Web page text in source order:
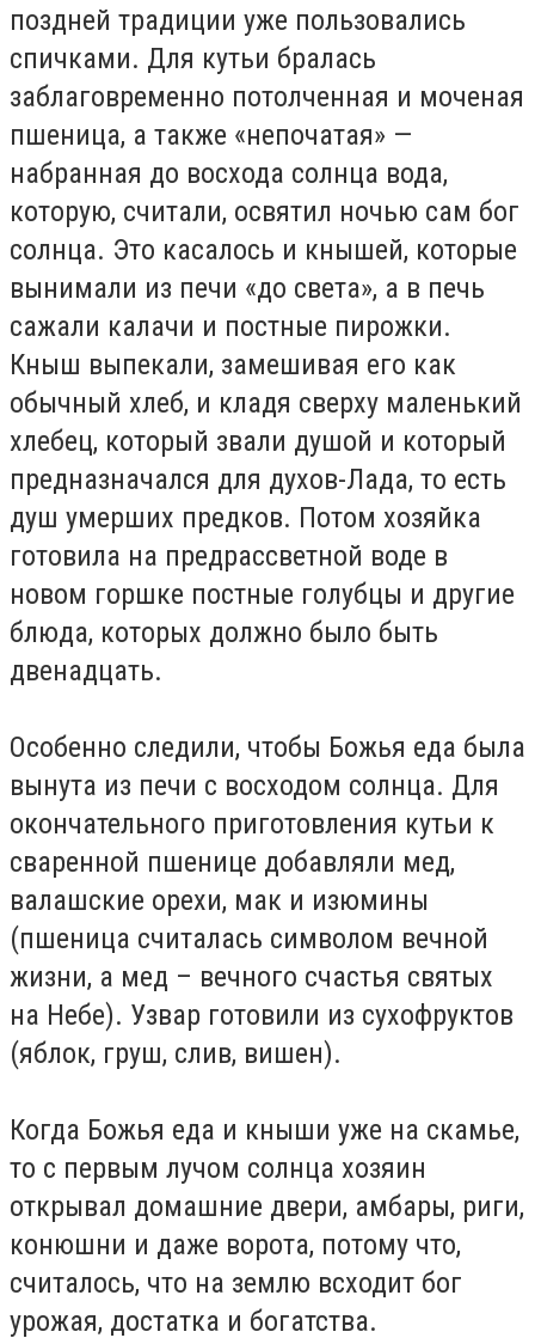
поздней традиции уже пользовались
спичками. Для кутьи бралась
заблаговременно потолченная и моченая
пшеница, а также «непочатая» —
набранная до восхода солнца вода,
которую, считали, освятил ночью сам бог
солнца. Это касалось и кнышей, которые
вынимали из печи «до света», а в печь
сажали калачи и постные пирожки.
Кныш выпекали, замешивая его как
обычный хлеб, и кладя сверху маленький
хлебец, который звали душой и который
предназначался для духов-Лада, то есть
душ умерших предков. Потом хозяйка
готовила на предрассветной воде в
новом горшке постные голубцы и другие
блюда, которых должно было быть
двенадцать.
Особенно следили, чтобы Божья еда была
вынута из печи с восходом солнца. Для
окончательного приготовления кутьи к
сваренной пшенице добавляли мед,
валашские орехи, мак и изюмины
(пшеница считалась символом вечной
жизни, а мед – вечного счастья святых
на Небе). Узвар готовили из сухофруктов
(яблок, груш, слив, вишен).
Когда Божья еда и кныши уже на скамье,
то с первым лучом солнца хозяин
открывал домашние двери, амбары, риги,
конюшни и даже ворота, потому что,
считалось, что на землю всходит бог
урожая, достатка и богатства.